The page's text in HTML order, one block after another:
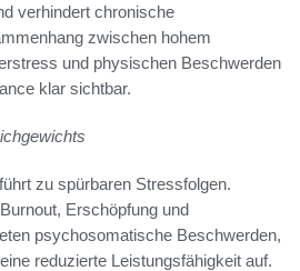
verhindert chronische
zwischen hohem
und physischen Beschwerden
klar sichtbar.
zu spürbaren Stressfolgen.
Erschöpfung und
psychosomatische Beschwerden,
reduzierte Leistungsfähigkeit auf.